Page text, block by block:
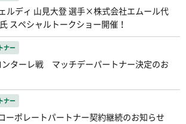
ルディ 山見大登 選手×株式会社エムール代
スペシャルトークショー開催！
ナー
ターレ戦 マッチデーパートナー決定のお
ナー
ーポレートパートナー契約継続のお知らせ